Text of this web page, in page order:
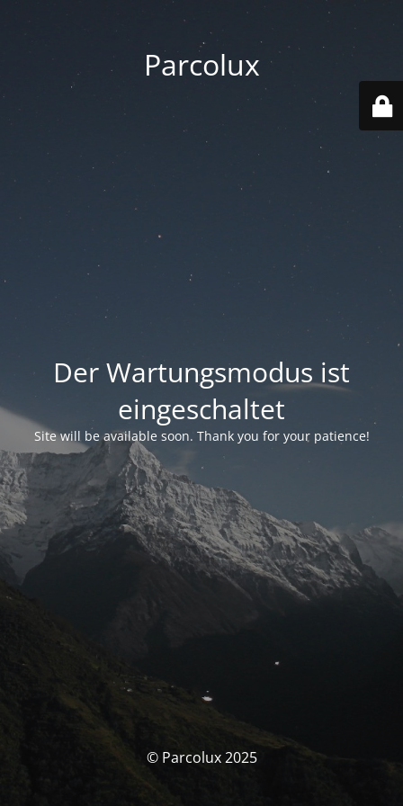
Parcolux
Der Wartungsmodus ist
eingeschaltet
Site will be available soon. Thank you for your patience!
© Parcolux 2025